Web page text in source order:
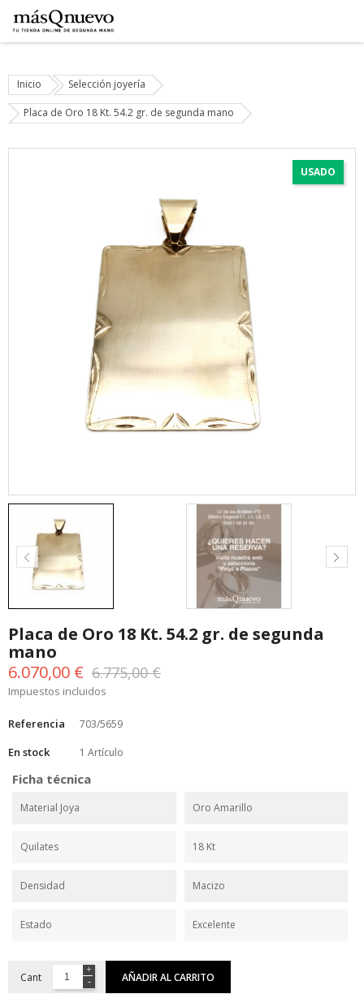
Inicio Selección joyería
Placa de Oro 18 Kt. 54.2 gr. de segunda mano
USADO
Placa de Oro 18 Kt. 54.2 gr. de segunda
mano
6.070,00 € 6.775,00 €
Impuestos incluidos
Referencia 703/5659
En stock 1 Artículo
Ficha técnica
Material Joya Oro Amarillo
Quilates 18 Kt
Densidad Macizo
Estado Excelente
Cant AÑADIR AL CARRITO